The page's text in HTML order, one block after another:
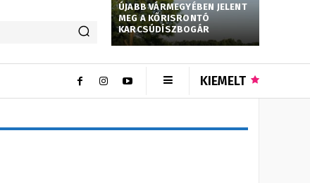
ÚJABB VÁRMEGYÉBEN JELENT
MEG A KŐRISRONTÓ
KARCSÚDÍSZBOGÁR
KIEMELT